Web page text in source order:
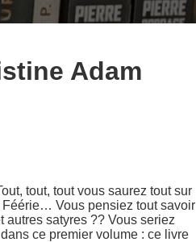
Adam
tout, tout vous saurez tout sur
Féérie… Vous pensiez tout savoir
autres satyres ?? Vous seriez
ce premier volume : ce livre